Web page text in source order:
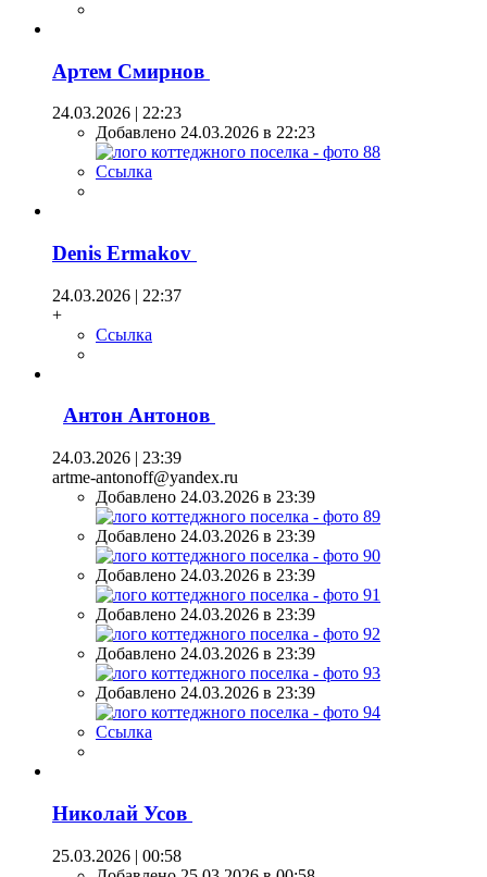
Артем Смирнов
24.03.2026 | 22:23
Добавлено 24.03.2026 в 22:23
Ссылка
Denis Ermakov
24.03.2026 | 22:37
+
Ссылка
Антон Антонов
24.03.2026 | 23:39
artme-antonoff@yandex.ru
Добавлено 24.03.2026 в 23:39
Добавлено 24.03.2026 в 23:39
Добавлено 24.03.2026 в 23:39
Добавлено 24.03.2026 в 23:39
Добавлено 24.03.2026 в 23:39
Добавлено 24.03.2026 в 23:39
Ссылка
Николай Усов
25.03.2026 | 00:58